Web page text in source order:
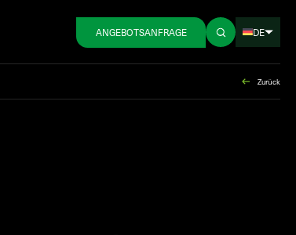
ANGEBOTSANFRAGE DE
Zurück